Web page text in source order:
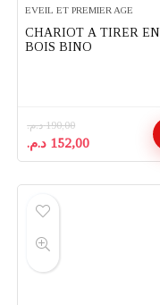
EVEIL ET PREMIER AGE
CHARIOT A TIRER EN
BOIS BINO
190,00 د.م.
Le
prix
152,00 د.م.
Le
prix